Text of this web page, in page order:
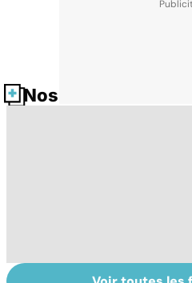
Nos fiches santé